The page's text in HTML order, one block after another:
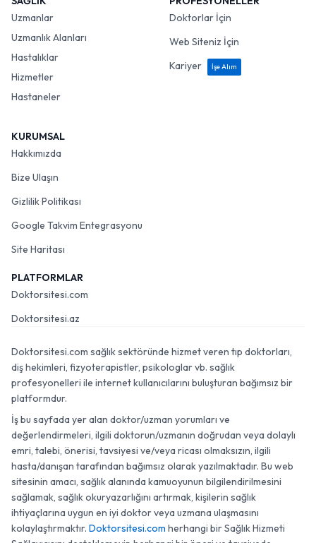
Uzmanlar
Uzmanlık Alanları
Hastalıklar
Hizmetler
Hastaneler
Doktorlar İçin
Web Siteniz İçin
Kariyer
İşe Alım
KURUMSAL
Hakkımızda
Bize Ulaşın
Gizlilik Politikası
Google Takvim Entegrasyonu
Site Haritası
PLATFORMLAR
Doktorsitesi.com
Doktorsitesi.az
Doktorsitesi.com sağlık sektöründe hizmet veren tıp doktorları,
diş hekimleri, fizyoterapistler, psikologlar vb. sağlık
profesyonelleri ile internet kullanıcılarını buluşturan bağımsız bir
platformdur.
İş bu sayfada yer alan doktor/uzman yorumları ve
değerlendirmeleri, ilgili doktorun/uzmanın doğrudan veya dolaylı
emri, talebi, önerisi, tavsiyesi ve/veya ricası olmaksızın, ilgili
hasta/danışan tarafından bağımsız olarak yazılmaktadır. Bu web
sitesinin amacı, sağlık alanında kamuoyunun bilgilendirilmesini
sağlamak, sağlık okuryazarlığını artırmak, kişilerin sağlık
ihtiyaçlarına uygun en iyi doktor veya uzmana ulaşmasını
kolaylaştırmaktır. Doktorsitesi.com herhangi bir Sağlık Hizmeti